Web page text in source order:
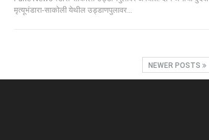
मृत्यूभंडारा-साकोली येथील उड्डाणपुलावर
NEWER POSTS